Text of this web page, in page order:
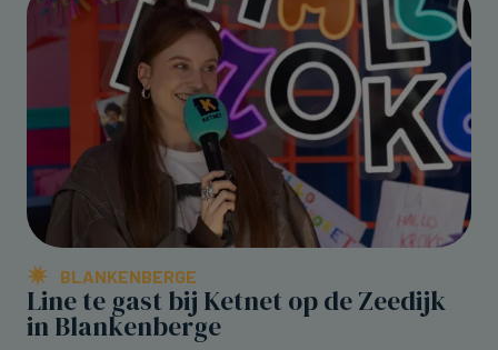
BLANKENBERGE
Line te gast bij Ketnet op de Zeedijk
in Blankenberge